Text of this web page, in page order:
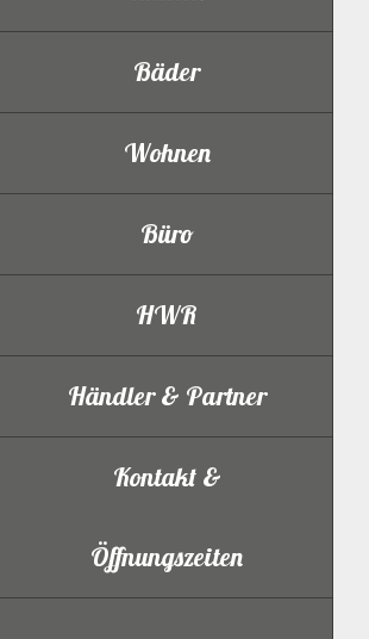
Bäder
Wohnen
Büro
HWR
Händler & Partner
Kontakt &
Öffnungszeiten